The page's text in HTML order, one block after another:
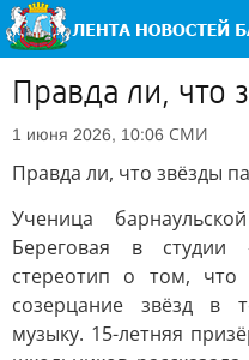
Правда ли, что
1 июня 2026, 10:06 СМИ
Правда ли, что звёзды
Ученица
Береговая в студии
стереотип о том,
созерцание звёзд в
музыку. 15-летняя